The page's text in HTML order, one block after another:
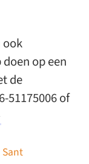
ook
op een
de
51175006 of